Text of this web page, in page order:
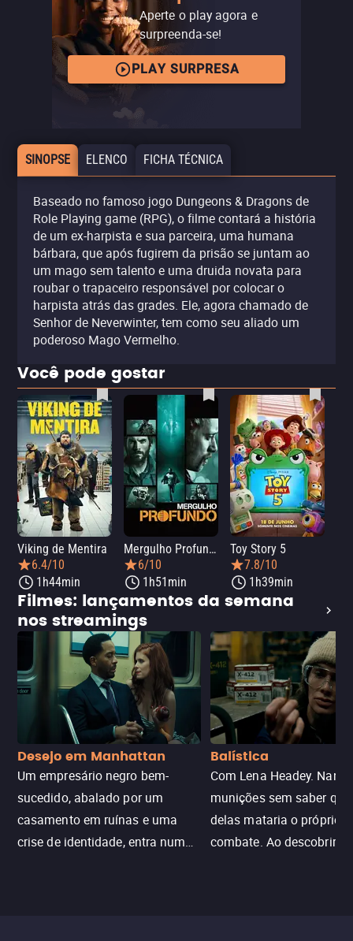
Aperte o play agora e
surpreenda-se!
PLAY SURPRESA
SINOPSE ELENCO FICHA TÉCNICA
Baseado no famoso jogo Dungeons & Dragons de
Role Playing game (RPG), o filme contará a história
de um ex-harpista e sua parceira, uma humana
bárbara, que após fugirem da prisão se juntam ao
um mago sem talento e uma druida novata para
roubar o trapaceiro responsável por colocar o
harpista atrás das grades. Ele, agora chamado de
Senhor de Neverwinter, tem como seu aliado um
poderoso Mago Vermelho.
Você pode gostar
Viking de Mentira
6.4/10
1h44min
Mergulho Profundo
6/10
1h51min
Toy Story 5
7.8/10
1h39min
Filmes: lançamentos da semana
nos streamings
Desejo em Manhattan
Um empresário negro bem-
sucedido, abalado por um
casamento em ruínas e uma
crise de identidade, entra num
Balística
Com Lena Headey.
munições sem saber
delas mataria o próprio
combate. Ao descobrir a